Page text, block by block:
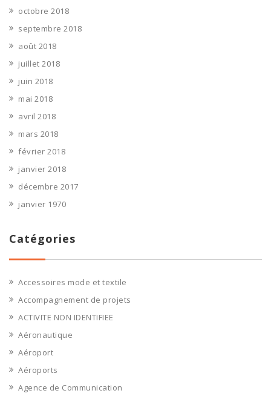
octobre 2018
septembre 2018
août 2018
juillet 2018
juin 2018
mai 2018
avril 2018
mars 2018
février 2018
janvier 2018
décembre 2017
janvier 1970
Catégories
Accessoires mode et textile
Accompagnement de projets
ACTIVITE NON IDENTIFIEE
Aéronautique
Aéroport
Aéroports
Agence de Communication